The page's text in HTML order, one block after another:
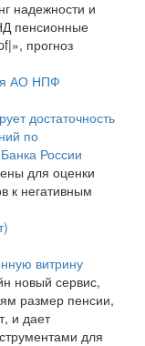
надежности и
пенсионные
прогноз
АО НПФ
достаточность
по
России
для оценки
к негативным
витрину
новый сервис,
размер пенсии,
и дает
для